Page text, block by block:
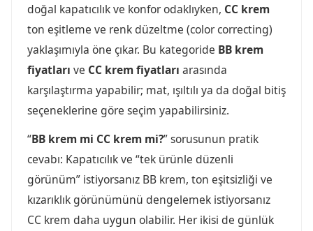
doğal kapatıcılık ve konfor odaklıyken, CC krem
ton eşitleme ve renk düzeltme (color correcting)
yaklaşımıyla öne çıkar. Bu kategoride BB krem
fiyatları ve CC krem fiyatları arasında
karşılaştırma yapabilir; mat, ışıltılı ya da doğal bitiş
seçeneklerine göre seçim yapabilirsiniz.
“BB krem mi CC krem mi?” sorusunun pratik
cevabı: Kapatıcılık ve “tek ürünle düzenli
görünüm” istiyorsanız BB krem, ton eşitsizliği ve
kızarıklık görünümünü dengelemek istiyorsanız
CC krem daha uygun olabilir. Her ikisi de günlük